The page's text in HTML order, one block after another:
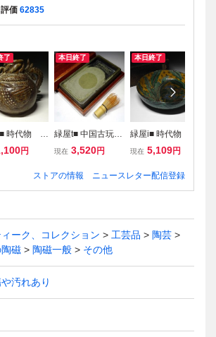
評価 62835
了
時代物 黒
注 高麗
6-6767/5-3
円
本日終了
緑屋t■ 中国古玩
端渓硯 蓋台付
3.96㎏ 松花江緑
現在 3,520円
本日終了
緑屋i■ 時代物 古
九谷 青九谷 鉢
箱 古陶磁 i9/08
現在 5,109円
ストアの情報 ニュースレター配信登録
ーク、コレクション 工芸品
陶芸
磁
陶磁一般 その他
汚れあり